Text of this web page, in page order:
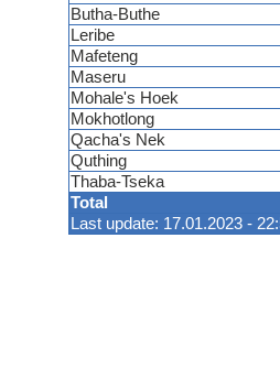
Total
Last update: 17.01.2023 -
Butha-Buthe
Leribe
Mafeteng
Maseru
Mohale's Hoek
Mokhotlong
Qacha's Nek
Quthing
Thaba-Tseka